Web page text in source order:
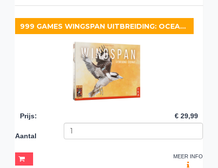
999 GAMES WINGSPAN UITBREIDING: OCEANIË
Prijs: € 29,99
Aantal
MEER INFO